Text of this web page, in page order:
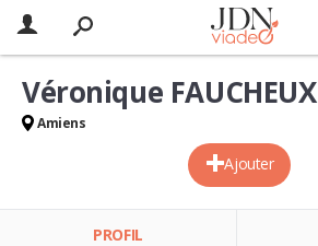
Ajouter
Véronique FAUCHEUX
Amiens
PROFIL